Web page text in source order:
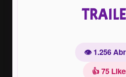
👁️ 1.256
👍 75